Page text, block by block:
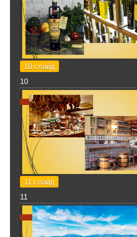
10 слайд
10
11 слайд
11